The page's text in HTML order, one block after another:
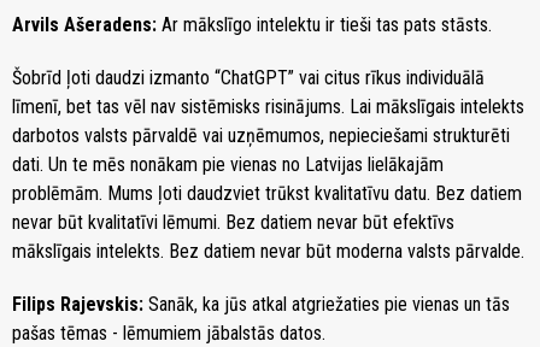
Arvils Ašeradens: Ar mākslīgo intelektu ir tieši tas pats stāsts.
Šobrīd ļoti daudzi izmanto “ChatGPT” vai citus rīkus individuālā
līmenī, bet tas vēl nav sistēmisks risinājums. Lai mākslīgais intelekts
darbotos valsts pārvaldē vai uzņēmumos, nepieciešami strukturēti
dati. Un te mēs nonākam pie vienas no Latvijas lielākajām
problēmām. Mums ļoti daudzviet trūkst kvalitatīvu datu. Bez datiem
nevar būt kvalitatīvi lēmumi. Bez datiem nevar būt efektīvs
mākslīgais intelekts. Bez datiem nevar būt moderna valsts pārvalde.
Filips Rajevskis: Sanāk, ka jūs atkal atgriežaties pie vienas un tās
pašas tēmas - lēmumiem jābalstās datos.